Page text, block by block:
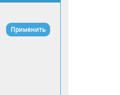
Применить